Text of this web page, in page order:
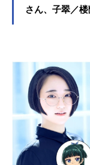
さん、子翠／